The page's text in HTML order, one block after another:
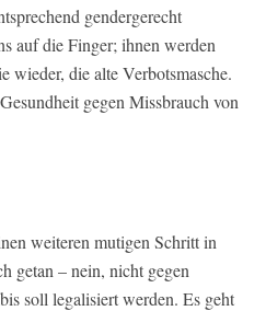
gendergerecht
auf die Finger; ihnen werden
wieder, die alte Verbotsmasche.
gegen Missbrauch von
weiteren mutigen Schritt in
getan – nein, nicht gegen
soll legalisiert werden. Es geht